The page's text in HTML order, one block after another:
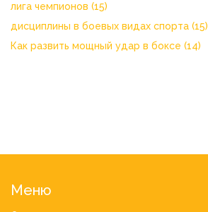
лига чемпионов (15)
дисциплины в боевых видах спорта (15)
Как развить мощный удар в боксе (14)
Меню